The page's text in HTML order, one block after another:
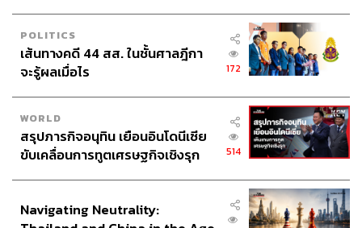
POLITICS
เส้นทางคดี 44 สส. ในชั้นศาลฎีกา
จะรู้ผลเมื่อไร
172
WORLD
สรุปภารกิจอนุทิน เยือนอินโดนีเซีย
ขับเคลื่อนการทูตเศรษฐกิจเชิงรุก
514
Navigating Neutrality: